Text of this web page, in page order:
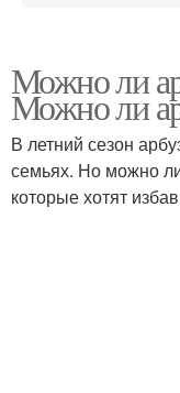
Арбуз на
Можно ли
Можно ли
В летний сезон
семьях. Но можно
которые хотят